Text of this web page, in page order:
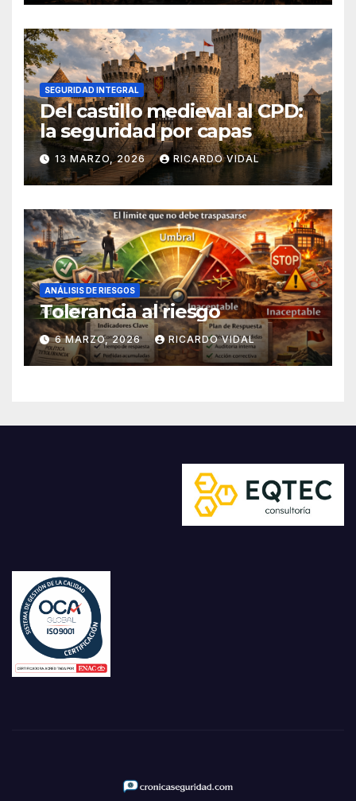
SEGURIDAD INTEGRAL
Del castillo medieval al CPD:
la seguridad por capas
13 MARZO, 2026 RICARDO VIDAL
ANÁLISIS DE RIESGOS
Tolerancia al riesgo
6 MARZO, 2026 RICARDO VIDAL